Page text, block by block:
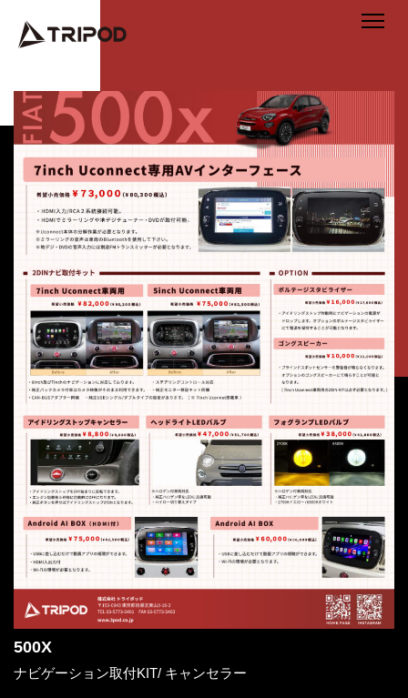
500X
ナビゲーション取付KIT/ キャンセラー